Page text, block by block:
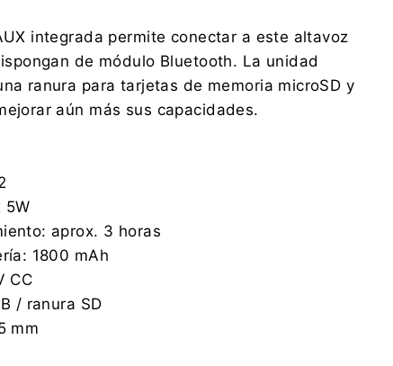
integrada permite conectar a este altavoz
de módulo Bluetooth. La unidad
ranura para tarjetas de memoria microSD y
aún más sus capacidades.
5W
aprox. 3 horas
1800 mAh
CC
/ ranura SD
mm